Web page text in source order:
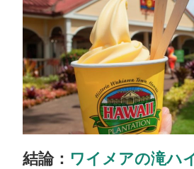
結論： ワイメアの滝ハ